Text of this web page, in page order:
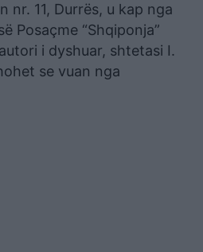
nr. 11, Durrës, u kap nga
Posaçme “Shqiponja”
i dyshuar, shtetasi I.
se vuan nga